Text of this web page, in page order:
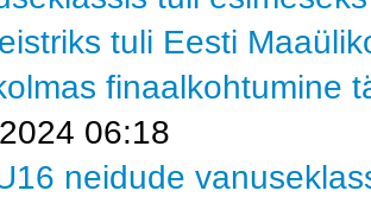
tuli Eesti
finaalkohtumine
06:18
neidude